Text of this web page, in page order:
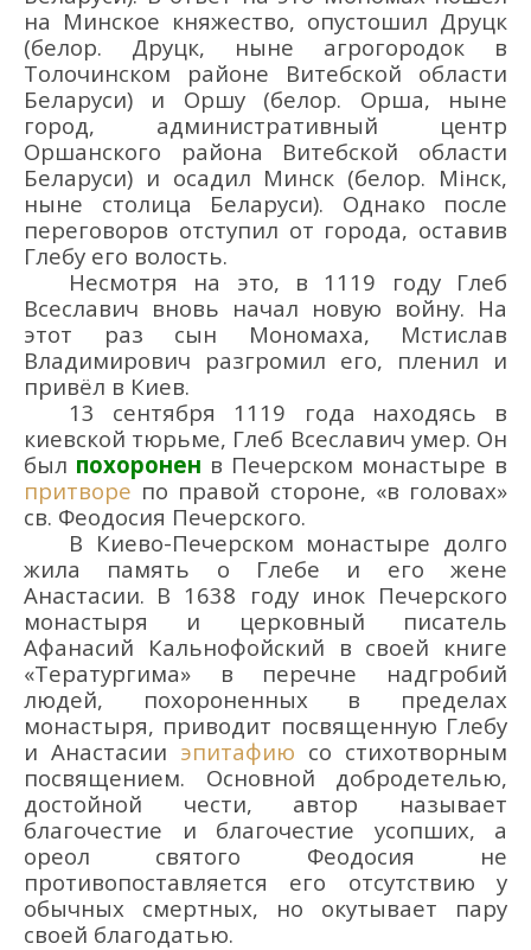
на Минское княжество, опустошил Друцк
(белор. Друцк, ныне агрогородок в
Толочинском районе Витебской области
Беларуси) и Оршу (белор. Орша, ныне
город, административный центр
Оршанского района Витебской области
Беларуси) и осадил Минск (белор. Мінск,
ныне столица Беларуси). Однако после
переговоров отступил от города, оставив
Глебу его волость.
Несмотря на это, в 1119 году Глеб
Всеславич вновь начал новую войну. На
этот раз сын Мономаха, Мстислав
Владимирович разгромил его, пленил и
привёл в Киев.
13 сентября 1119 года
находясь в
киевской тюрьме, Глеб Всеславич умер. Он
был похоронен в Печерском монастыре в
притворе по правой стороне, «в головах»
св. Феодосия Печерского.
В Киево-Печерском монастыре долго
жила память о Глебе и его жене
Анастасии. В 1638 году инок Печерского
монастыря и церковный писатель
Афанасий Кальнофойский в своей книге
«Тератургима» в перечне надгробий
людей, похороненных в пределах
монастыря, приводит посвященную Глебу
и Анастасии эпитафию со стихотворным
посвящением. Основной добродетелью,
достойной чести, автор называет
благочестие и благочестие усопших, а
ореол святого Феодосия не
противопоставляется его отсутствию у
обычных смертных, но окутывает пару
своей благодатью.